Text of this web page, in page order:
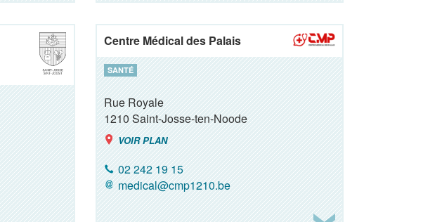
Centre Médical des Palais
SANTÉ
Rue Royale
1210Saint-Josse-ten-Noode
VOIR PLAN
02 242 19 15
medical@cmp1210.be